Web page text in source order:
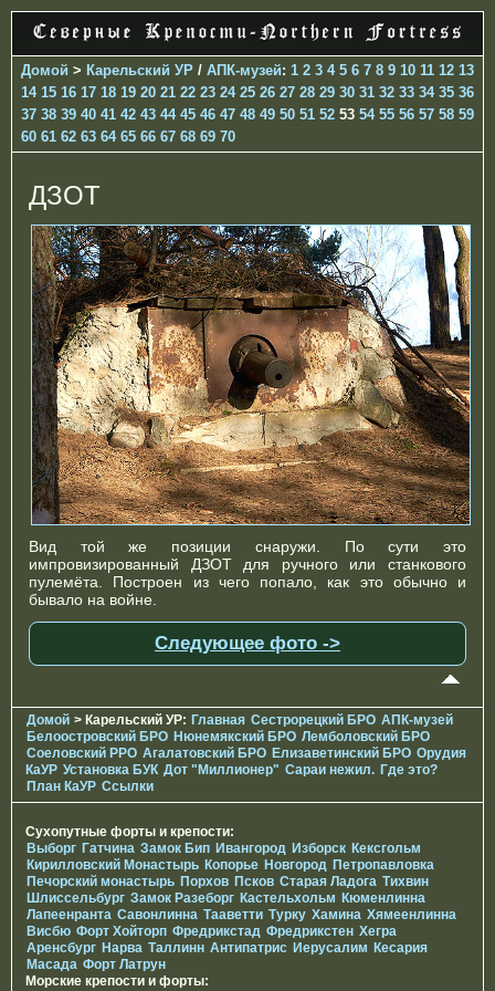
Домой > Карельский УР / АПК-музей: 1 2 3 4 5 6 7 8 9 10 11 12 13
14 15 16 17 18 19 20 21 22 23 24 25 26 27 28 29 30 31 32 33 34 35 36
37 38 39 40 41 42 43 44 45 46 47 48 49 50 51 52 53 54 55 56 57 58 59
60 61 62 63 64 65 66 67 68 69 70
ДЗОТ
Вид той же позиции снаружи. По сути это
импровизированный ДЗОТ для ручного или станкового
пулемёта. Построен из чего попало, как это обычно и
бывало на войне.
Следующее фото ->
Домой > Карельский УР: Главная Сестрорецкий БРО АПК-музей
Белоостровский БРО Нюнемякский БРО Лемболовский БРО
Соеловский РРО Агалатовский БРО Елизаветинcкий БРО Орудия
КаУР Установка БУК Дот "Миллионер" Сараи нежил. Где это?
План КаУР Ссылки
Сухопутные форты и крепости:
Выборг Гатчина Замок Бип Ивангород Изборск Кексгольм
Кирилловский Монастырь Копорье Новгород Петропавловка
Печорcкий монастырь Порхов Псков Старая Ладога Тихвин
Шлиссельбург Замок Разеборг Кастельхольм Кюменлинна
Лапеенранта Савонлинна Тааветти Турку Хамина Хямеенлинна
Висбю Форт Хойторп Фредрикстад Фредрикстен Хегра
Аренсбург Нарва Таллинн Антипатрис Иерусалим Кесария
Масада Форт Латрун
Морские крепости и форты: